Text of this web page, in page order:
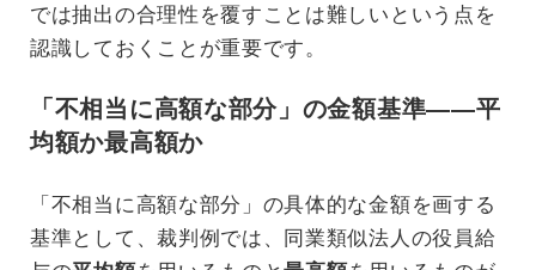
では抽出の合理性を覆すことは難しいという点を
認識しておくことが重要です。
「不相当に高額な部分」の金額基準——平
均額か最高額か
「不相当に高額な部分」の具体的な金額を画する
基準として、裁判例では、同業類似法人の役員給